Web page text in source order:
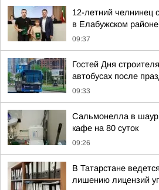
12-летний челнинец
в Елабужском районе
09:37
Гостей Дня
автобусах после
09:33
Сальмонелла в
кафе на 80 суток
09:26
В Татарстане
лишению лицензий